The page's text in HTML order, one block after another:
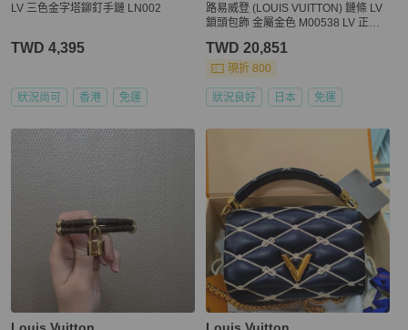
LV 三色金字塔鉚釘手鏈 LN002
TWD 4,395
狀況尚可 香港 免運
路易威登 (LOUIS VUITTON) 鏈條 LV
鎖頭包飾 金屬金色 M00538 LV 正品 1
TWD 20,851
現折 800
狀況良好 日本 免運